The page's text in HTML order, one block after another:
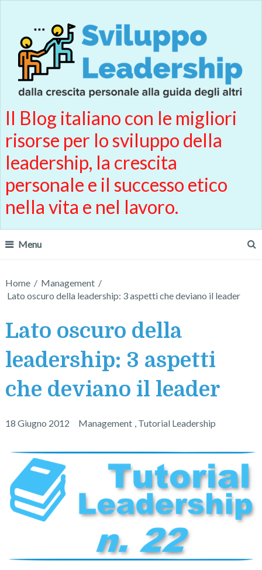
Il Blog italiano con le migliori
risorse per lo sviluppo della
leadership, la crescita
personale e il successo etico
nella vita e nel lavoro.
Menu
Home / Management /
Lato oscuro della leadership: 3 aspetti che deviano il leader
Lato oscuro della
leadership: 3 aspetti
che deviano il leader
18 Giugno 2012 Management , Tutorial Leadership